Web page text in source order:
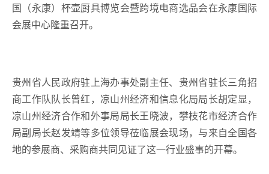
国（永康）杯壶厨具博览会暨跨境电商选品会在永康国际
会展中心隆重召开。
贵州省人民政府驻上海办事处副主任、贵州省驻长三角招
商工作队队长曾红，凉山州经济和信息化局局长胡定显，
凉山州经济合作和外事局局长王晓波，攀枝花市经济合作
局副局长赵发靖等多位领导莅临展会现场，与来自全国各
地的参展商、采购商共同见证了这一行业盛事的开幕。